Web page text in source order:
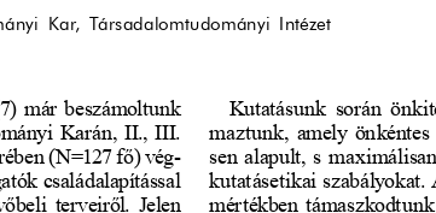
már  beszámoltunk
Karán,  II.,  III.
(N=127 fő) vég-
családalapítással
őbeli  terveiről.  Jelen
Kutatásunk  során
maztunk, amely
sen  alapult,  s
kutatásetikai szabályokat.
mértékben
Kar, Társadalomtudományi Intézet